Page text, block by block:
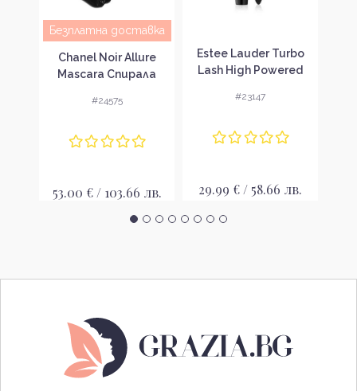
Безплатна доставка
Chanel Noir Allure
Mascara Спирала
#24575
53.00 € / 103.66 лв.
Estee Lauder Turbo
Lash High Powered
Mascara Спирала
#23147
29.99 € / 58.66 лв.